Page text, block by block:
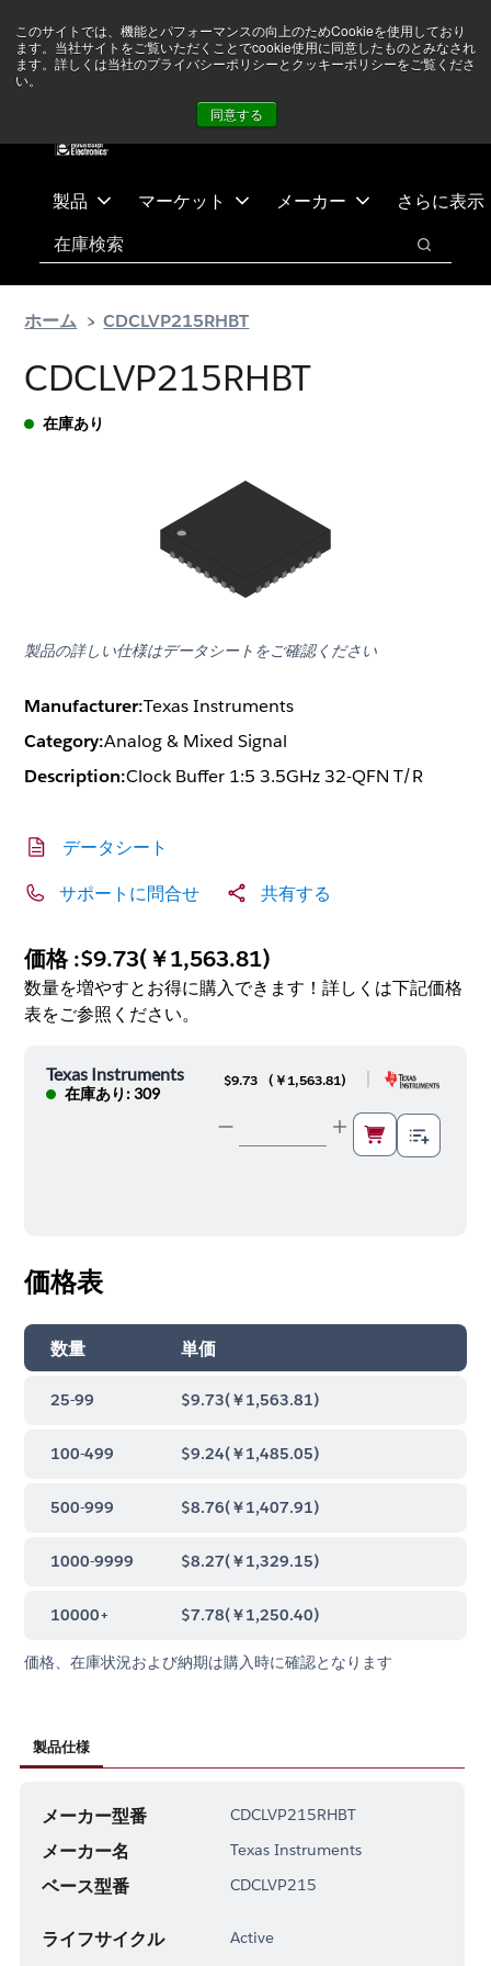
このサイトでは、機能とパフォーマンスの向上のためCookieを使用しており
ます。当社サイトをご覧いただくことでcookie使用に同意したものとみなされ
ます。詳しくは当社のプライバシーポリシーとクッキーポリシーをご覧くださ
い。
同意する
テ
ス
ありません 詳しい情報はこちら➜
製品 マーケット メーカー さらに表示
検索
検索
ホーム CDCLVP215RHBT
CDCLVP215RHBT
在庫あり
製品の詳しい仕様はデータシートをご確認ください
Manufacturer:Texas Instruments
Category:Analog & Mixed Signal
Description:Clock Buffer 1:5 3.5GHz 32-QFN T/R
データシート
サポートに問合せ 共有する
価格 :$9.73(￥1,563.81)
数量を増やすとお得に購入できます！詳しくは下記価格
表をご参照ください。
Texas Instruments
在庫あり: 309
$9.73 ( ￥1,563.81)
価格表
数量 単価
25-99 $9.73(￥1,563.81)
100-499 $9.24(￥1,485.05)
500-999 $8.76(￥1,407.91)
1000-9999 $8.27(￥1,329.15)
10000+ $7.78(￥1,250.40)
価格、在庫状況および納期は購入時に確認となります
製品仕様
メーカー型番 CDCLVP215RHBT
メーカー名 Texas Instruments
ベース型番 CDCLVP215
ライフサイクル Active